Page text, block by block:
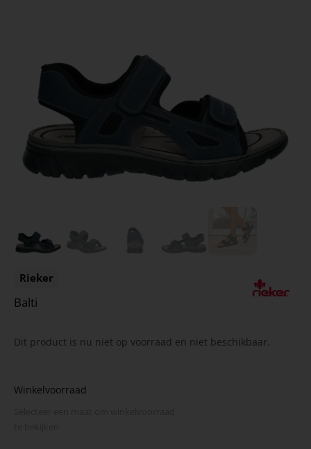
Rieker
Balti
Dit product is nu niet op voorraad en niet beschikbaar.
Winkelvoorraad